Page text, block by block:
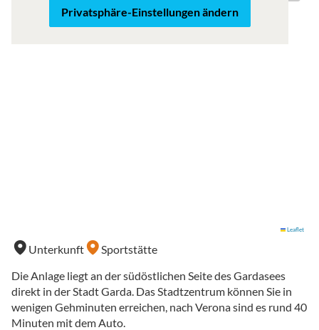
Leaflet
Privatsphäre-Einstellungen ändern
Unterkunft
Sportstätte
Die Anlage liegt an der südöstlichen Seite des Gardasees
direkt in der Stadt Garda. Das Stadtzentrum können Sie in
wenigen Gehminuten erreichen, nach Verona sind es rund 40
Minuten mit dem Auto.